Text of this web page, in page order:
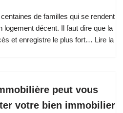
de familles qui se rendent
logement décent. Il faut dire que la
et enregistre le plus fort… Lire la
peut vous
votre bien immobilier